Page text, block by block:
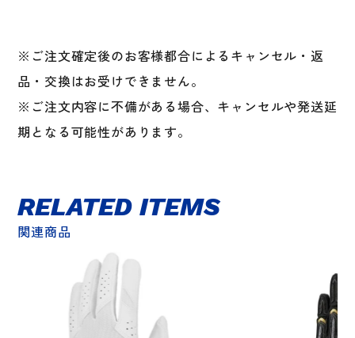
※ご注文確定後のお客様都合によるキャンセル・返
品・交換はお受けできません。
※ご注文内容に不備がある場合、キャンセルや発送延
期となる可能性があります。
関連商品
RELATED ITEMS